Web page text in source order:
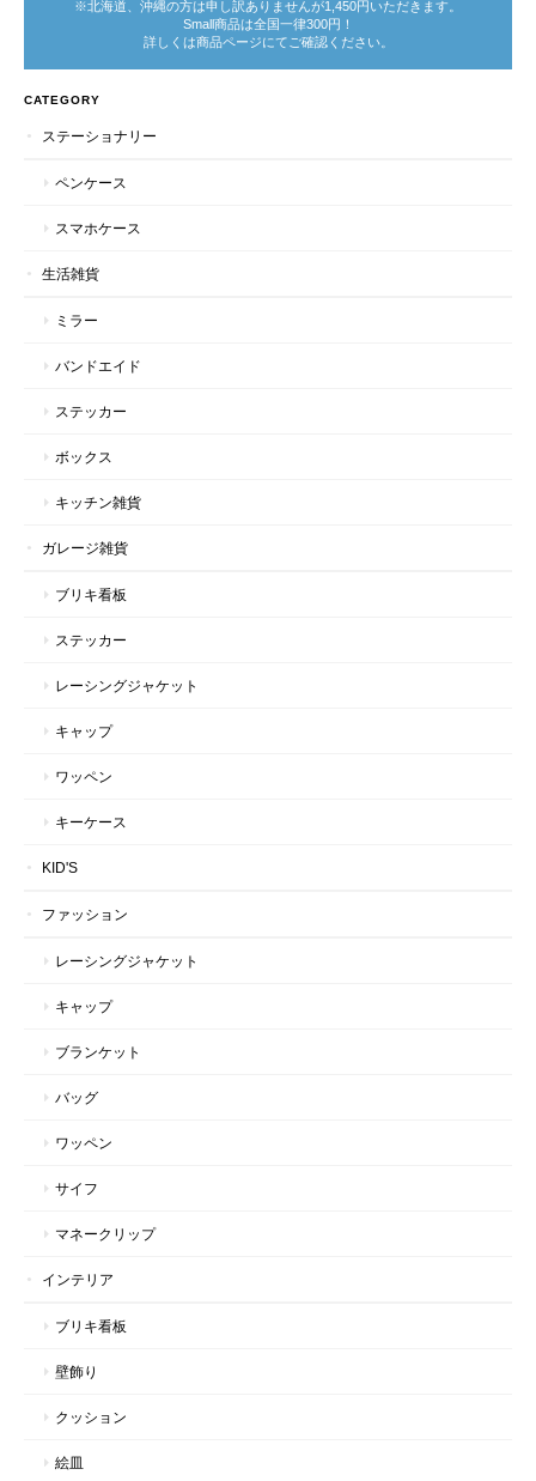
※北海道、沖縄の方は申し訳ありませんが1,450円いただきます。
Small商品は全国一律300円！
詳しくは商品ページにてご確認ください。
CATEGORY
ステーショナリー
ペンケース
スマホケース
生活雑貨
ミラー
バンドエイド
ステッカー
ボックス
キッチン雑貨
ガレージ雑貨
ブリキ看板
ステッカー
レーシングジャケット
キャップ
ワッペン
キーケース
KID'S
ファッション
レーシングジャケット
キャップ
ブランケット
バッグ
ワッペン
サイフ
マネークリップ
インテリア
ブリキ看板
壁飾り
クッション
絵皿